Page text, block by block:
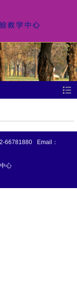
66781880
Email：
心